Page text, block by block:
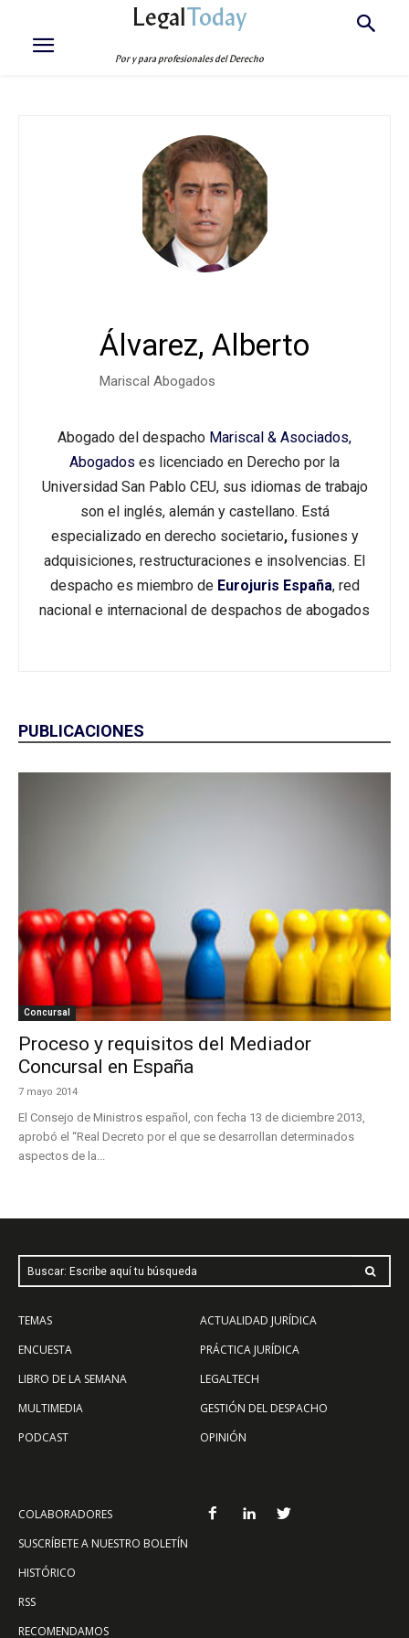
LegalToday
Por y para profesionales del Derecho
Álvarez, Alberto
Mariscal Abogados
Abogado del despacho Mariscal & Asociados,
Abogados es licenciado en Derecho por la
Universidad San Pablo CEU, sus idiomas de trabajo
son el inglés, alemán y castellano. Está
especializado en derecho societario, fusiones y
adquisiciones, restructuraciones e insolvencias. El
despacho es miembro de Eurojuris España, red
nacional e internacional de despachos de abogados
PUBLICACIONES
Concursal
Proceso y requisitos del Mediador
Concursal en España
7 mayo 2014
El Consejo de Ministros español, con fecha 13 de diciembre 2013,
aprobó el “Real Decreto por el que se desarrollan determinados
aspectos de la...
Buscar: Escribe aquí tu búsqueda
TEMAS
ENCUESTA
LIBRO DE LA SEMANA
MULTIMEDIA
PODCAST
ACTUALIDAD JURÍDICA
PRÁCTICA JURÍDICA
LEGALTECH
GESTIÓN DEL DESPACHO
OPINIÓN
COLABORADORES
SUSCRÍBETE A NUESTRO BOLETÍN
HISTÓRICO
RSS
RECOMENDAMOS